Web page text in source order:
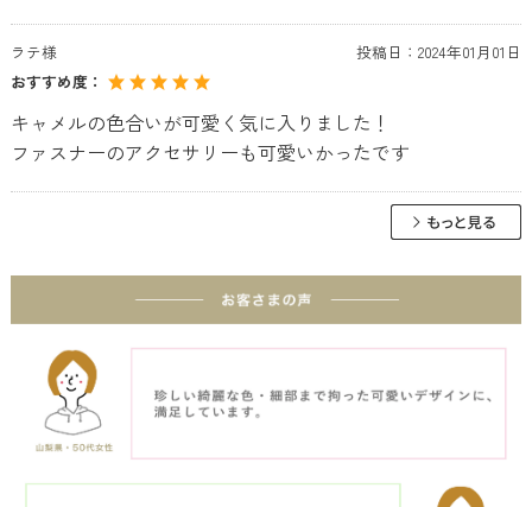
ラテ様 投稿日： 2024年01月01日
おすすめ度：
キャメルの色合いが可愛く気に入りました！
ファスナーのアクセサリーも可愛いかったです